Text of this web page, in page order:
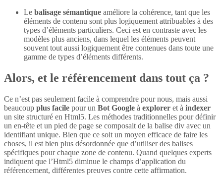
Le balisage sémantique améliore la cohérence, tant que les
éléments de contenu sont plus logiquement attribuables à des
types d’éléments particuliers. Ceci est en contraste avec les
modèles plus anciens, dans lequel les éléments peuvent
souvent tout aussi logiquement être contenues dans toute une
gamme de types d’éléments différents.
Alors, et le référencement dans tout ça ?
Ce n’est pas seulement facile à comprendre pour nous, mais aussi
beaucoup plus facile pour un Bot Google à explorer et à indexer
un site structuré en Html5. Les méthodes traditionnelles pour définir
un en-tête et un pied de page se composait de la balise div avec un
identifiant unique. Bien que ce soit un moyen efficace de faire les
choses, il est bien plus désordonnée que d’utiliser des balises
spécifiques pour chaque zone de contenu. Quand quelques experts
indiquent que l’Html5 diminue le champs d’application du
référencement, différentes preuves contre cette affirmation.